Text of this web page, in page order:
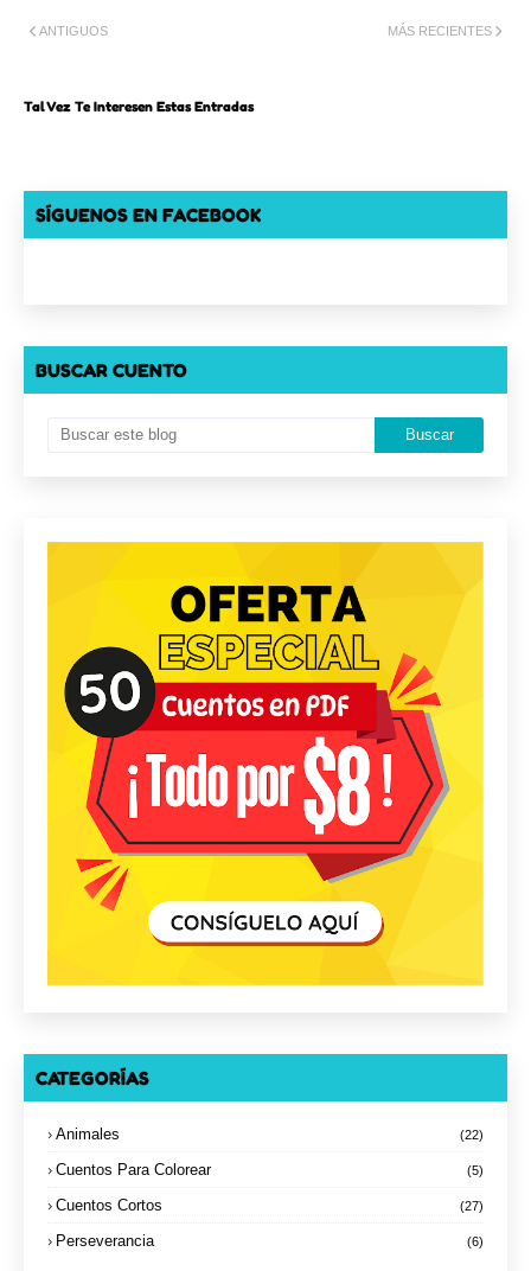
MÁS RECIENTES
ANTIGUOS
Tal Vez Te Interesen Estas Entradas
SÍGUENOS EN FACEBOOK
BUSCAR CUENTO
CATEGORÍAS
Animales (22)
Cuentos Para Colorear (5)
Cuentos Cortos (27)
Perseverancia (6)